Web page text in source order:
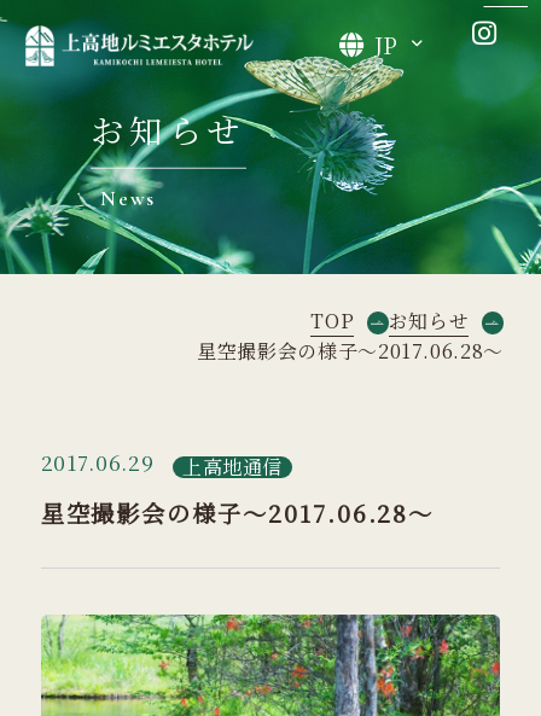
JP
お知らせ
News
TOP
お知らせ
星空撮影会の様子～2017.06.28～
2017.06.29 上高地通信
星空撮影会の様子～2017.06.28～